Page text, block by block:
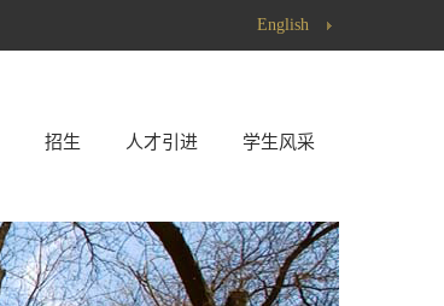
English
招生 人才引进 学生风采